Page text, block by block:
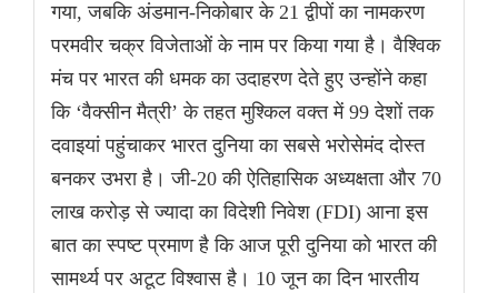
गया, जबकि अंडमान-निकोबार के 21 द्वीपों का नामकरण
परमवीर चक्र विजेताओं के नाम पर किया गया है। वैश्विक
मंच पर भारत की धमक का उदाहरण देते हुए उन्होंने कहा
कि ‘वैक्सीन मैत्री’ के तहत मुश्किल वक्त में 99 देशों तक
दवाइयां पहुंचाकर भारत दुनिया का सबसे भरोसेमंद दोस्त
बनकर उभरा है। जी-20 की ऐतिहासिक अध्यक्षता और 70
लाख करोड़ से ज्यादा का विदेशी निवेश (FDI) आना इस
बात का स्पष्ट प्रमाण है कि आज पूरी दुनिया को भारत की
सामर्थ्य पर अटूट विश्वास है। 10 जून का दिन भारतीय